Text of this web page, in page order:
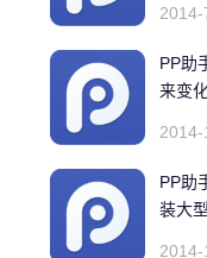
PP助
来变
PP助
装大
2014-